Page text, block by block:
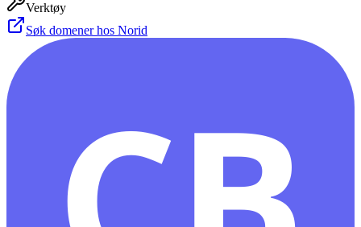
Verktøy
Søk domener hos Norid